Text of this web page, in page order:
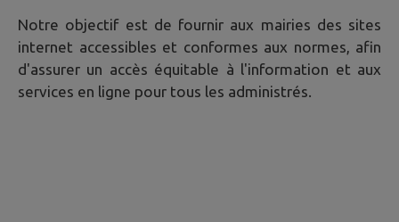
Notre objectif est de fournir aux mairies des sites
internet accessibles et conformes aux normes, afin
d'assurer un accès équitable à l'information et aux
services en ligne pour tous les administrés.